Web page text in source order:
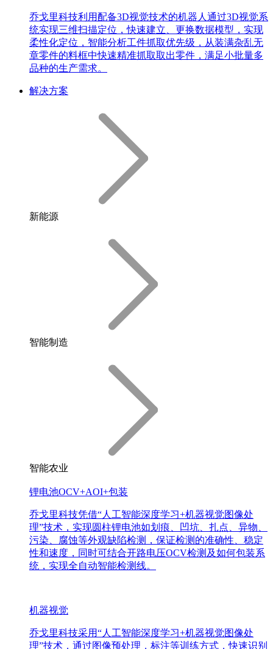
乔戈里科技利用配备3D视觉技术的机器人通过3D视觉系
统实现三维扫描定位，快速建立、更换数据模型，实现
柔性化定位，智能分析工件抓取优先级，从装满杂乱无
章零件的料框中快速精准抓取取出零件，满足小批量多
品种的生产需求。
解决方案
新能源
智能制造
智能农业
锂电池OCV+AOI+包装
乔戈里科技凭借“人工智能深度学习+机器视觉图像处
理”技术，实现圆柱锂电池如划痕、凹坑、扎点、异物、
污染、腐蚀等外观缺陷检测，保证检测的准确性、稳定
性和速度，同时可结合开路电压OCV检测及如何包装系
统，实现全自动智能检测线。
机器视觉
乔戈里科技采用“人工智能深度学习+机器视觉图像处
理”技术，通过图像预处理，标注等训练方式，快速识别